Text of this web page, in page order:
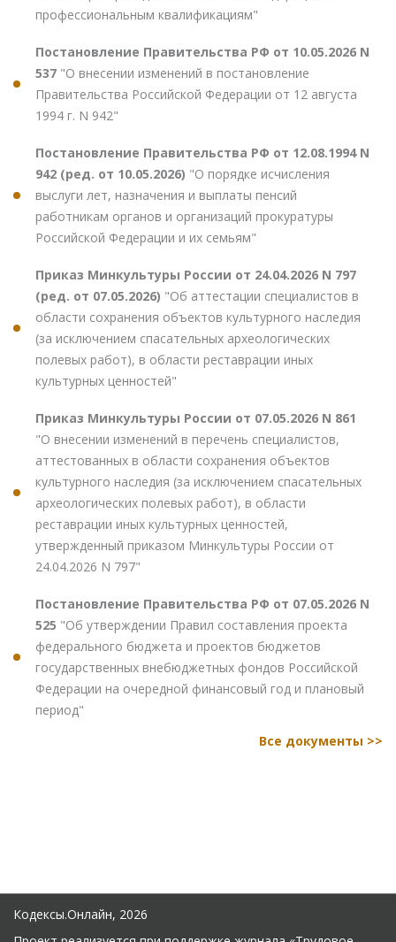
профессиональным квалификациям"
Постановление Правительства РФ от 10.05.2026 N
537 "О внесении изменений в постановление
Правительства Российской Федерации от 12 августа
1994 г. N 942"
Постановление Правительства РФ от 12.08.1994 N
942 (ред. от 10.05.2026) "О порядке исчисления
выслуги лет, назначения и выплаты пенсий
работникам органов и организаций прокуратуры
Российской Федерации и их семьям"
Приказ Минкультуры России от 24.04.2026 N 797
(ред. от 07.05.2026) "Об аттестации специалистов в
области сохранения объектов культурного наследия
(за исключением спасательных археологических
полевых работ), в области реставрации иных
культурных ценностей"
Приказ Минкультуры России от 07.05.2026 N 861
"О внесении изменений в перечень специалистов,
аттестованных в области сохранения объектов
культурного наследия (за исключением спасательных
археологических полевых работ), в области
реставрации иных культурных ценностей,
утвержденный приказом Минкультуры России от
24.04.2026 N 797"
Постановление Правительства РФ от 07.05.2026 N
525 "Об утверждении Правил составления проекта
федерального бюджета и проектов бюджетов
государственных внебюджетных фондов Российской
Федерации на очередной финансовый год и плановый
период"
Все документы >>
Кодексы.Онлайн, 2026